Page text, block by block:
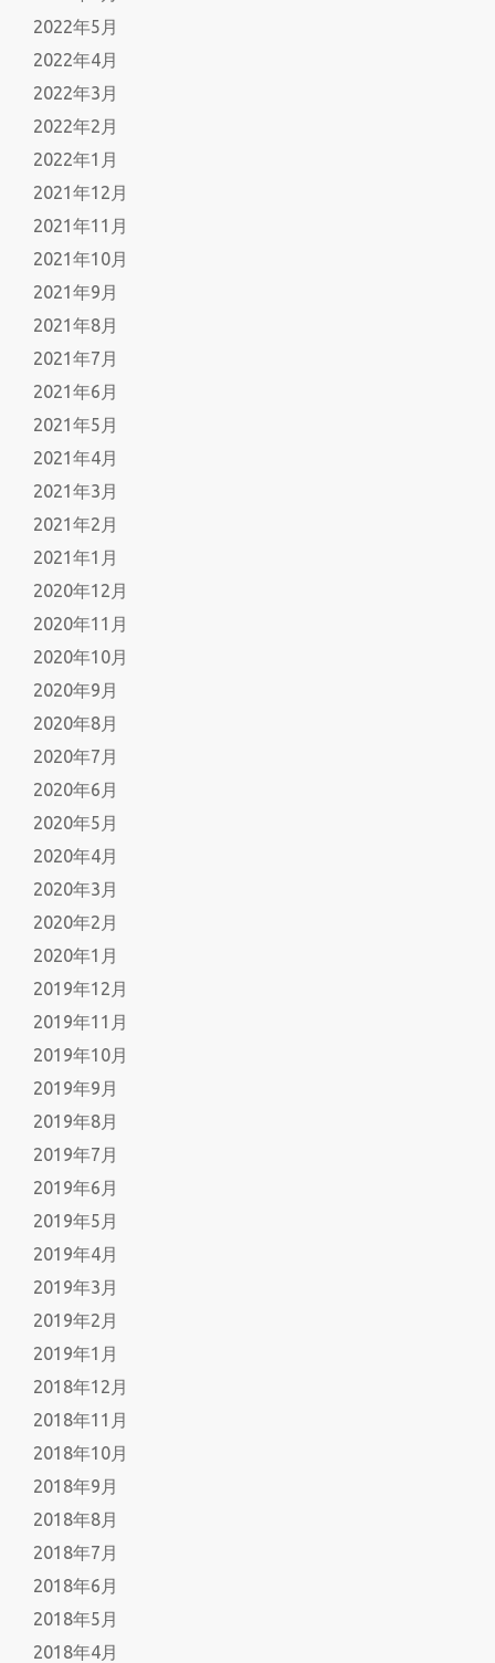
2022年5月
2022年4月
2022年3月
2022年2月
2022年1月
2021年12月
2021年11月
2021年10月
2021年9月
2021年8月
2021年7月
2021年6月
2021年5月
2021年4月
2021年3月
2021年2月
2021年1月
2020年12月
2020年11月
2020年10月
2020年9月
2020年8月
2020年7月
2020年6月
2020年5月
2020年4月
2020年3月
2020年2月
2020年1月
2019年12月
2019年11月
2019年10月
2019年9月
2019年8月
2019年7月
2019年6月
2019年5月
2019年4月
2019年3月
2019年2月
2019年1月
2018年12月
2018年11月
2018年10月
2018年9月
2018年8月
2018年7月
2018年6月
2018年5月
2018年4月